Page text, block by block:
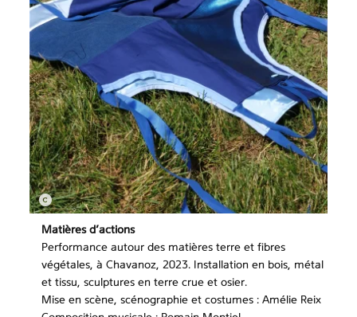
Matières d’actions
Performance autour des matières terre et fibres
végétales, à Chavanoz, 2023. Installation en bois, métal
et tissu, sculptures en terre crue et osier.
Mise en scène, scénographie et costumes : Amélie Reix